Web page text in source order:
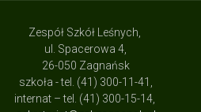
Zespół Szkół Leśnych,
ul. Spacerowa 4,
26-050 Zagnańsk
szkoła - tel. (41) 300-11-41,
internat – tel. (41) 300-15-14,